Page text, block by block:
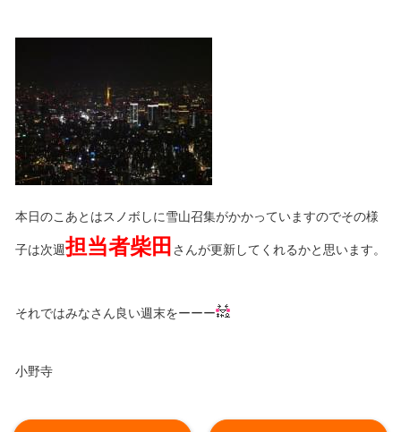
本日のこあとはスノボしに雪山召集がかかっていますのでその様
子は次週担当者柴田 さんが更新してくれるかと思います。
それではみなさん良い週末をーーー
小野寺